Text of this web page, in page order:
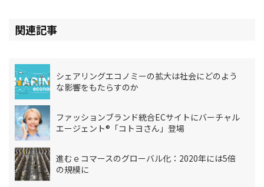
関連記事
シェアリングエコノミーの拡大は社会にどのよう
な影響をもたらすのか
ファッションブランド統合ECサイトにバーチャル
エージェント®「コトヨさん」登場
進むｅコマースのグローバル化：2020年には5倍
の規模に